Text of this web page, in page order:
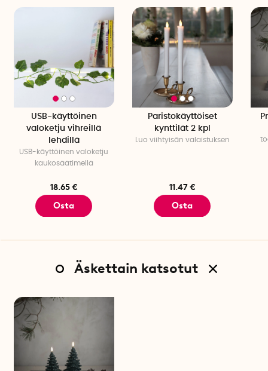
USB-käyttöinen
valoketju vihreillä
lehdillä
USB-käyttöinen valoketju
kaukosäätimellä
18.65 €
Osta
Paristokäyttöiset
kynttilät 2 kpl
Luo viihtyisän valaistuksen
11.47 €
Osta
Äskettain katsotut